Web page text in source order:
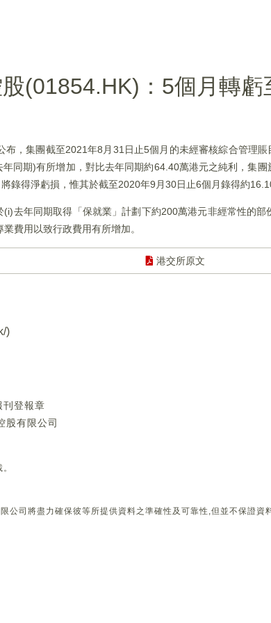
股(01854.HK)：5個月轉
布，集團截至2021年8月31日止5個月的未經審核綜合管理
同期)有所增加，對比去年同期約64.40萬港元之純利，集
錄得淨虧損，惟其於截至2020年9月30日止6個月錄得約
去年同期取得「保就業」計劃下約200萬港元非經常性的
費用以致行政費用有所增加。
港交所原文
)
刊登報章
有限公司
公司將盡力確保彼等所提供資料之準確性及可靠性,但並不保證資